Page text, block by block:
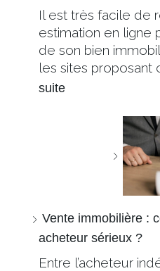
Il est très facile de
estimation en ligne
de son bien
les sites proposant
suite
Vente immobilière :
acheteur sérieux ?
Entre l’acheteur